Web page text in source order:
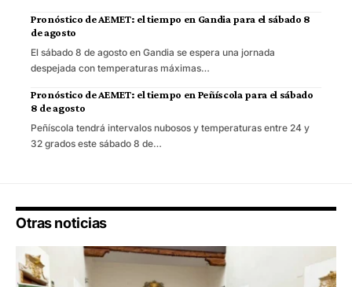
Pronóstico de AEMET: el tiempo en Gandia para el sábado 8
de agosto
El sábado 8 de agosto en Gandia se espera una jornada
despejada con temperaturas máximas…
Pronóstico de AEMET: el tiempo en Peñíscola para el sábado
8 de agosto
Peñíscola tendrá intervalos nubosos y temperaturas entre 24 y
32 grados este sábado 8 de…
Otras noticias